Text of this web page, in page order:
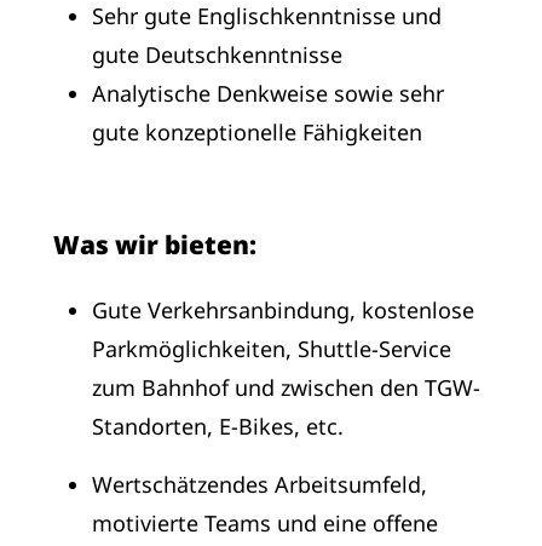
Sehr gute Englischkenntnisse und
gute Deutschkenntnisse
Analytische Denkweise sowie sehr
gute konzeptionelle Fähigkeiten
Was wir bieten:
Gute Verkehrsanbindung, kostenlose
Parkmöglichkeiten, Shuttle-Service
zum Bahnhof und zwischen den TGW-
Standorten, E-Bikes, etc.
Wertschätzendes Arbeitsumfeld,
motivierte Teams und eine offene